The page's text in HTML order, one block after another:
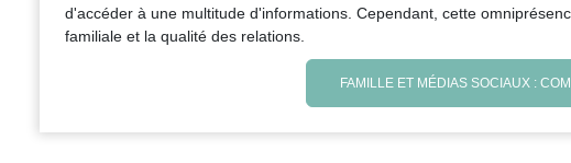
d'accéder à une multitude d'informations. Cependant, cette
familiale et la qualité des relations.
FAMILLE ET MÉDIAS SOCIAUX :